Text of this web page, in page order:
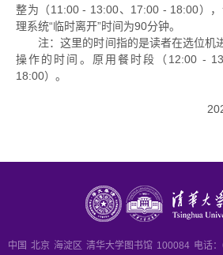
整为（11:00 - 13:00、17:00 - 18:00）
理系统“临时离开”时间为90分钟。
注：这里的时间指的是读者在选位机
操作的时间。原用餐时段（12:00 -
18:00）。
中国 北京 海淀区 清华大学图书馆 100084 电话